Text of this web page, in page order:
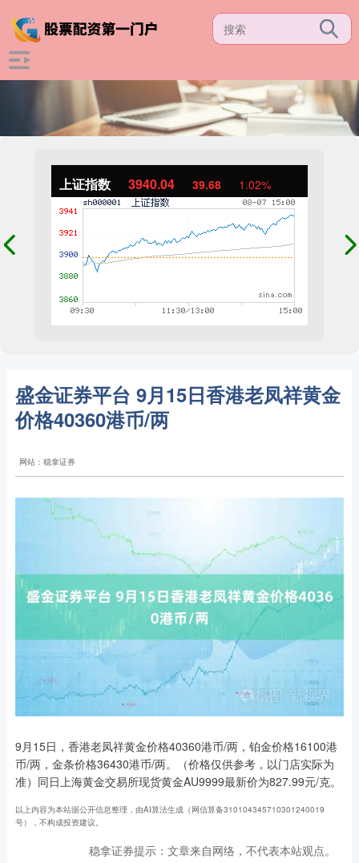
上证指数 3940.04 39.68 1.02%
盛金证券平台 9月15日香港老凤祥黄金
价格40360港币/两
网站：稳拿证券
9月15日，香港老凤祥黄金价格40360港币/两，铂金价格16100港
币/两，金条价格36430港币/两。（价格仅供参考，以门店实际为
准）同日上海黄金交易所现货黄金AU9999最新价为827.99元/克。
以上内容为本站据公开信息整理，由AI算法生成（网信算备310104345710301240019
号），不构成投资建议。
稳拿证券提示：文章来自网络，不代表本站观点。